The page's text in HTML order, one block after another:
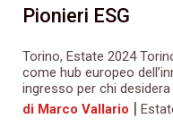
Pionieri ESG
Torino, Estate 2024
come hub europeo
ingresso per chi desidera
di Marco Vallario |